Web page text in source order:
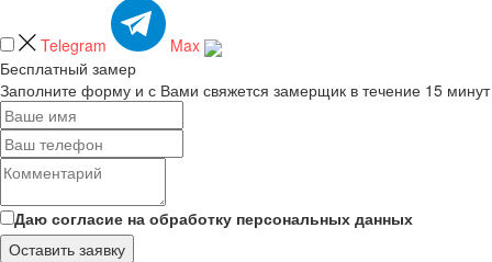
Telegram
Max
Бесплатный замер
Заполните форму и с Вами свяжется замерщик в течение 15 минут
Даю согласие на обработку персональных данных
Оставить заявку